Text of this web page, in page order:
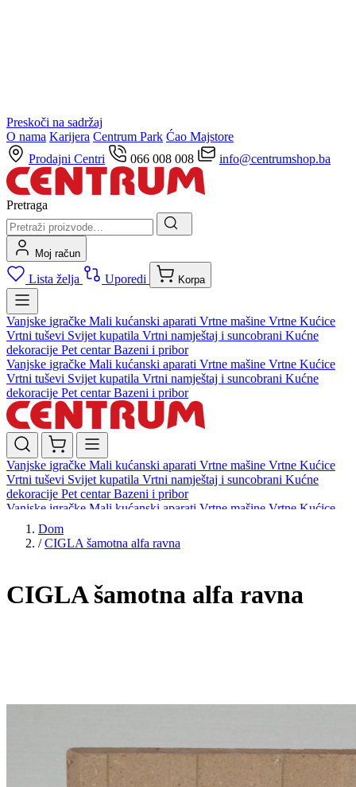
Preskoči na sadržaj
O nama Karijera Centrum Park Ćao Majstore
Prodajni Centri
066 008 008 info@centrumshop.ba
Pretraga
Moj račun
Lista želja Uporedi Korpa
Vanjske igračke Mali kućanski aparati Vrtne mašine Vrtne Kućice
Vrtni tuševi Svijet kupatila Vrtni namještaj i suncobrani Kućne
dekoracije Pet centarBazeni i pribor
Vanjske igračke Mali kućanski aparati Vrtne mašine Vrtne Kućice
Vrtni tuševi Svijet kupatila Vrtni namještaj i suncobrani Kućne
dekoracije Pet centarBazeni i pribor
Vanjske igračke Mali kućanski aparati Vrtne mašine Vrtne Kućice
Vrtni tuševi Svijet kupatila Vrtni namještaj i suncobrani Kućne
dekoracije Pet centarBazeni i pribor
Vanjske igračke Mali kućanski aparati Vrtne mašine Vrtne Kućice
Vrtni tuševi
dekoracijePet centar Bazeni i pribor
Dom
/ CIGLA šamotna alfa ravna
CIGLA šamotna alfa ravna